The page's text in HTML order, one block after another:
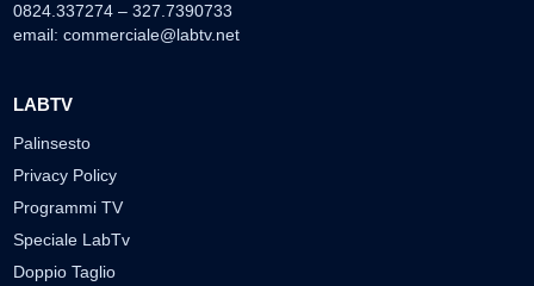
0824.337274 – 327.7390733
email: commerciale@labtv.net
LABTV
Palinsesto
Privacy Policy
Programmi TV
Speciale LabTv
Doppio Taglio